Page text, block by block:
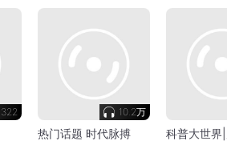
322 10.2万
热门话题 时代脉搏
科普大世界